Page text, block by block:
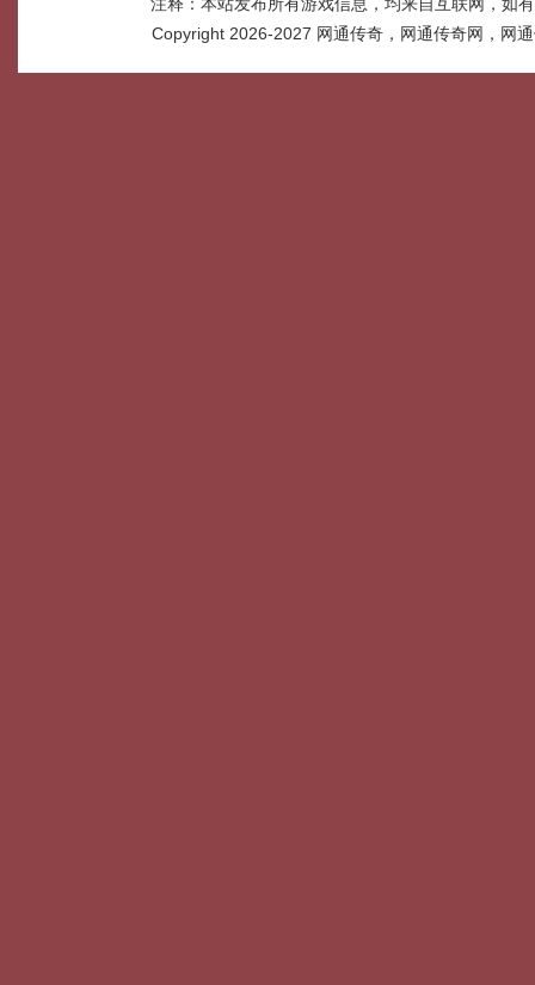
Copyright 2026-2027 网通传奇，网通传奇网，网